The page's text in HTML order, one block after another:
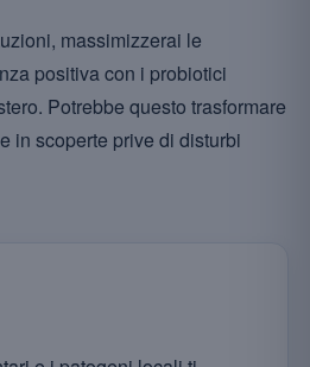
massimizzerai le
positiva con i probiotici
Potrebbe questo trasformare
in scoperte prive di disturbi